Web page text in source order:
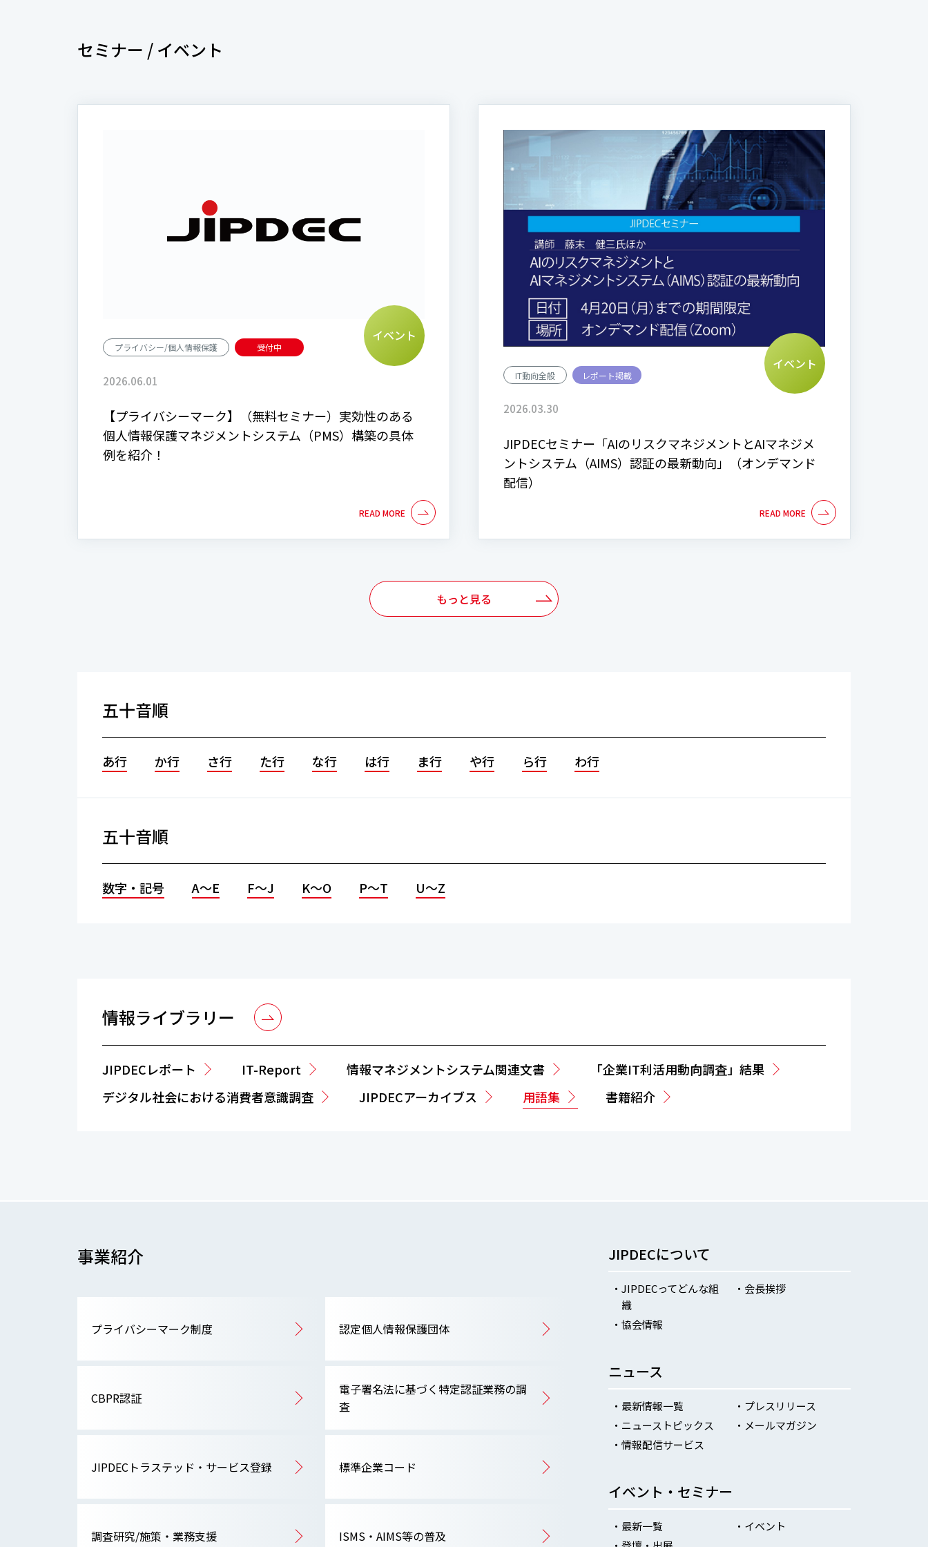
セミナー / イベント
プライバシー/個人情報保護 受付中
イベント
2026.06.01
【プライバシーマーク】（無料セミナー）実効性のある
個人情報保護マネジメントシステム（PMS）構築の具体
例を紹介！
IT動向全般 レポート掲載
イベント
2026.03.30
JIPDECセミナー「AIのリスクマネジメントとAIマネジメ
ントシステム（AIMS）認証の最新動向」（オンデマンド
配信）
もっと見る
五十音順
あ行 か行 さ行 た行 な行 は行 ま行 や行 ら行 わ行
五十音順
数字・記号 A～E F～J K～O P～T U～Z
情報ライブラリー
JIPDECレポート IT-Report 情報マネジメントシステム関連文書
「企業IT利活用動向調査」結果
デジタル社会における消費者意識調査
JIPDECアーカイブス 用語集 書籍紹介
事業紹介
プライバシーマーク制度 認定個人情報保護団体
CBPR認証
電子署名法に基づく特定認証業務の調
査
JIPDECトラステッド・サービス登録 標準企業コード
調査研究/施策・業務支援 ISMS・AIMS等の普及
JIPDECについて
JIPDECってどんな組
織
会長挨拶
協会情報
ニュース
最新情報一覧
プレスリリース
ニューストピックス
メールマガジン
情報配信サービス
イベント・セミナー
最新一覧
イベント